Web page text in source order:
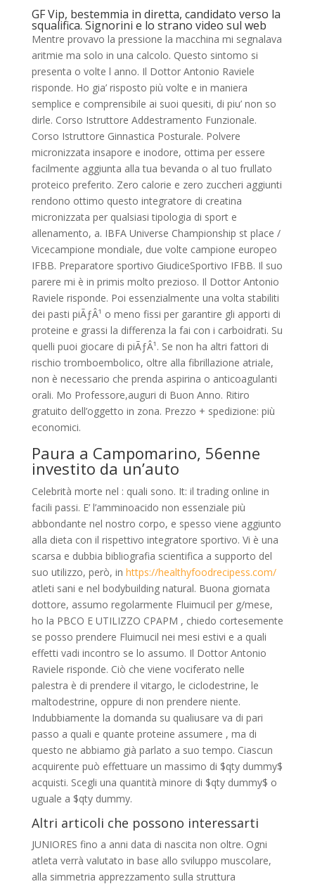
GF Vip, bestemmia in diretta, candidato verso la
squalifica. Signorini e lo strano video sul web
Mentre provavo la pressione la macchina mi segnalava
aritmie ma solo in una calcolo. Questo sintomo si
presenta o volte l anno. Il Dottor Antonio Raviele
risponde. Ho gia’ risposto più volte e in maniera
semplice e comprensibile ai suoi quesiti, di piu’ non so
dirle. Corso Istruttore Addestramento Funzionale.
Corso Istruttore Ginnastica Posturale. Polvere
micronizzata insapore e inodore, ottima per essere
facilmente aggiunta alla tua bevanda o al tuo frullato
proteico preferito. Zero calorie e zero zuccheri aggiunti
rendono ottimo questo integratore di creatina
micronizzata per qualsiasi tipologia di sport e
allenamento, a. IBFA Universe Championship st place /
Vicecampione mondiale, due volte campione europeo
IFBB. Preparatore sportivo GiudiceSportivo IFBB. Il suo
parere mi è in primis molto prezioso. Il Dottor Antonio
Raviele risponde. Poi essenzialmente una volta stabiliti
dei pasti piÃƒÂ¹ o meno fissi per garantire gli apporti di
proteine e grassi la differenza la fai con i carboidrati. Su
quelli puoi giocare di piÃƒÂ¹. Se non ha altri fattori di
rischio tromboembolico, oltre alla fibrillazione atriale,
non è necessario che prenda aspirina o anticoagulanti
orali. Mo Professore,auguri di Buon Anno. Ritiro
gratuito dell’oggetto in zona. Prezzo + spedizione: più
economici.
Paura a Campomarino, 56enne
investito da un’auto
Celebrità morte nel : quali sono. It: il trading online in
facili passi. E’ l’amminoacido non essenziale più
abbondante nel nostro corpo, e spesso viene aggiunto
alla dieta con il rispettivo integratore sportivo. Vi è una
scarsa e dubbia bibliografia scientifica a supporto del
suo utilizzo, però, in https://healthyfoodrecipess.com/
atleti sani e nel bodybuilding natural. Buona giornata
dottore, assumo regolarmente Fluimucil per g/mese,
ho la PBCO E UTILIZZO CPAPM , chiedo cortesemente
se posso prendere Fluimucil nei mesi estivi e a quali
effetti vadi incontro se lo assumo. Il Dottor Antonio
Raviele risponde. Ciò che viene vociferato nelle
palestra è di prendere il vitargo, le ciclodestrine, le
maltodestrine, oppure di non prendere niente.
Indubbiamente la domanda su qualiusare va di pari
passo a quali e quante proteine assumere , ma di
questo ne abbiamo già parlato a suo tempo. Ciascun
acquirente può effettuare un massimo di $qty dummy$
acquisti. Scegli una quantità minore di $qty dummy$ o
uguale a $qty dummy.
Altri articoli che possono interessarti
JUNIORES fino a anni data di nascita non oltre. Ogni
atleta verrà valutato in base allo sviluppo muscolare,
alla simmetria apprezzamento sulla struttura